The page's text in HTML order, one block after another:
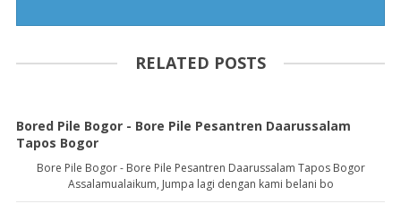
RELATED POSTS
Bored Pile Bogor - Bore Pile Pesantren Daarussalam
Tapos Bogor
Bore Pile Bogor - Bore Pile Pesantren Daarussalam Tapos Bogor
Assalamualaikum, Jumpa lagi dengan kami belani bo